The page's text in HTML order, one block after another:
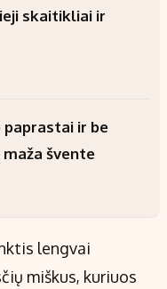
skaitikliai ir
paprastai ir be
švente
lengvai
miškus, kuriuos